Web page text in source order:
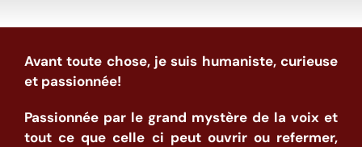
Avant toute chose, je suis humaniste, curieuse
et passionnée!
Passionnée par le grand mystère de la voix et
tout ce que celle ci peut ouvrir ou refermer,